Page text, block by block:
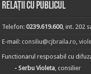
Relații cu publicul
Telefon:0239.619.600, int. 202
E-mail:consiliu@cjbraila.ro,
Functionarul resposabil cu
- Serbu Violeta, consilier